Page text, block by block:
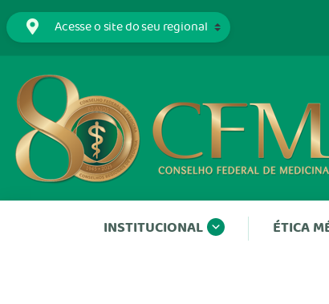
INSTITUCIONAL ÉTICA